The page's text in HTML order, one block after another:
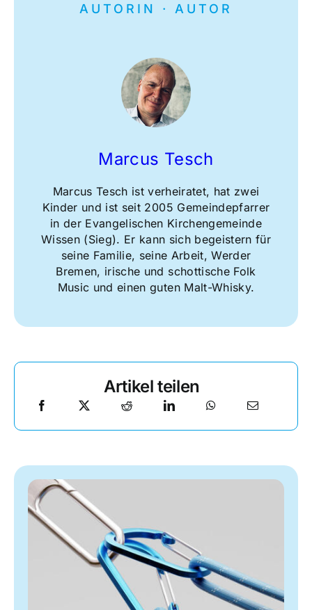
AUTORIN · AUTOR
Marcus Tesch
Marcus Tesch ist verheiratet, hat zwei
Kinder und ist seit 2005 Gemeindepfarrer
in der Evangelischen Kirchengemeinde
Wissen (Sieg). Er kann sich begeistern für
seine Familie, seine Arbeit, Werder
Bremen, irische und schottische Folk
Music und einen guten Malt-Whisky.
Artikel teilen